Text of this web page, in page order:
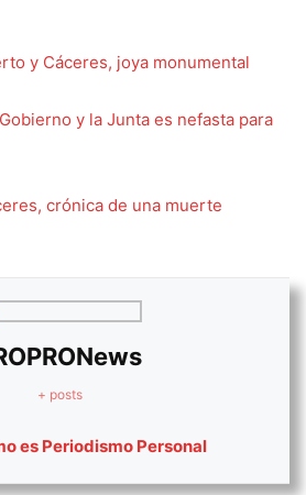
y Cáceres, joya monumental
y la Junta es nefasta para
crónica de una muerte
+ posts
es Periodismo Personal